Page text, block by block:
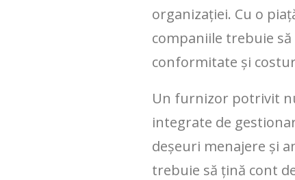
organizației. Cu o
companiile trebuie
conformitate și
Un furnizor potrivit
integrate de
deșeuri menajere și
trebuie să țină cont